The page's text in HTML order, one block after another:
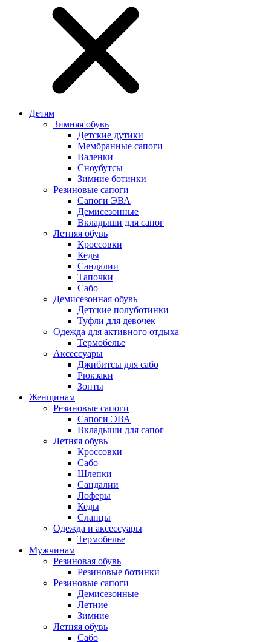
Детям
Зимняя обувь
Детские дутики
Мембранные сапоги
Валенки
Сноубутсы
Зимние ботинки
Резиновые сапоги
Сапоги ЭВА
Демисезонные
Вкладыши для сапог
Летняя обувь
Кроссовки
Кеды
Сандалии
Тапочки
Сабо
Демисезонная обувь
Детские полуботинки
Туфли для девочек
Одежда для активного отдыха
Термобелье
Аксессуары
Джибитсы для сабо
Рюкзаки
Зонты
Женщинам
Резиновые сапоги
Cапоги ЭВА
Вкладыши для сапог
Летняя обувь
Кроссовки
Сабо
Шлепки
Сандалии
Лоферы
Кеды
Сланцы
Одежда и аксессуары
Термобелье
Мужчинам
Резиновая обувь
Резиновые ботинки
Резиновые сапоги
Демисезонные
Летние
Зимние
Летняя обувь
Сабо